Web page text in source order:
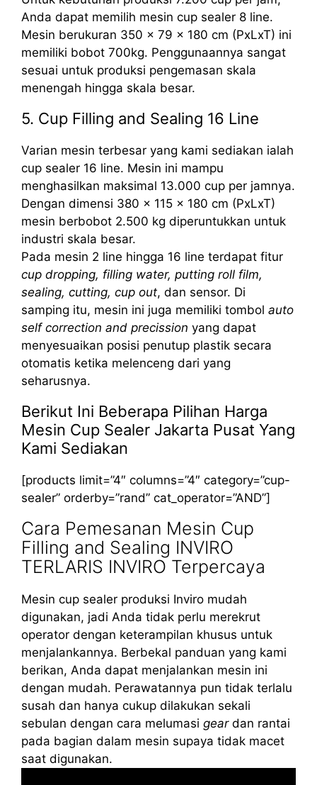
Anda dapat memilih mesin cup sealer 8 line.
Mesin berukuran 350 x 79 x 180 cm (PxLxT) ini
memiliki bobot 700kg. Penggunaannya sangat
sesuai untuk produksi pengemasan skala
menengah hingga skala besar.
5. Cup Filling and Sealing 16 Line
Varian mesin terbesar yang kami sediakan ialah
cup sealer 16 line. Mesin ini mampu
menghasilkan maksimal 13.000 cup per jamnya.
Dengan dimensi 380 x 115 x 180 cm (PxLxT)
mesin berbobot 2.500 kg diperuntukkan untuk
industri skala besar.
Pada mesin 2 line hingga 16 line terdapat fitur
cup dropping, filling water, putting roll film,
sealing, cutting, cup out, dan sensor. Di
samping itu, mesin ini juga memiliki tombol auto
self correction and precission yang dapat
menyesuaikan posisi penutup plastik secara
otomatis ketika melenceng dari yang
seharusnya.
Berikut Ini Beberapa Pilihan Harga
Mesin Cup Sealer Jakarta Pusat Yang
Kami Sediakan
[products limit=”4″ columns=”4″ category=”cup-
sealer” orderby=”rand” cat_operator=”AND”]
Cara Pemesanan Mesin Cup
Filling and Sealing INVIRO
TERLARIS INVIRO Terpercaya
Mesin cup sealer produksi Inviro mudah
digunakan, jadi Anda tidak perlu merekrut
operator dengan keterampilan khusus untuk
menjalankannya. Berbekal panduan yang kami
berikan, Anda dapat menjalankan mesin ini
dengan mudah. Perawatannya pun tidak terlalu
susah dan hanya cukup dilakukan sekali
sebulan dengan cara melumasi geardan rantai
pada bagian dalam mesin supaya tidak macet
saat digunakan.